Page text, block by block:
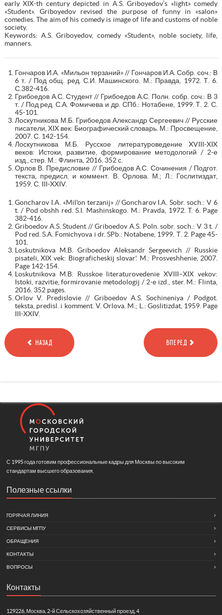
early XIX-th century depicted in A.S. Griboyedov’s «light» comedy
«Student». Griboyedov revised the purpose of funny in «salon»
comedies. The aim of his comedy is image of life and customs of noble
society.
Keywords: A.S. Griboyedov, comedy «Student», noble society, life,
manners.
Гончаров И.А. «Мильон терзаний» // Гончаров И.А. Собр. соч.: В
6 т. / Под общ. ред. С.И. Машинского. М.: Правда, 1972. Т. 6.
С.382-416.
Грибоедов А.С. Студент // Грибоедов А.С. Полн. собр. соч.: В 3
т. / Под ред. С.А. Фомичева и др. СПб.: Нотабене, 1999. Т. 2. С.
45-101.
Лоскутникова М.Б. Грибоедов Александр Сергеевич // Русские
писатели, XIX век: Биографический словарь. М.: Просвещение,
2007. С. 142-154.
Лоскутникова М.Б. Русское литературоведение XVIII-XIX
веков: Истоки, развитие, формирование методологий / 2-е
изд., стер. М.: Флинта, 2016. 352 с.
Орлов В. Предисловие // Грибоедов А.С. Сочинения / Подгот.
текста, предисл. и коммент. В. Орлова. М.; Л.: Гослитиздат,
1959. С. III-XXIV.
Goncharov I.A. «Mil'on terzanij» // Goncharov I.A. Sobr. soch.: V 6
t. / Pod obshh red. S.I. Mashinskogo. M.: Pravda, 1972. T. 6. Page
382-416.
Griboedov A.S. Student // Griboedov A.S. Poln. sobr. soch.: V 3 t. /
Pod red. S.A. Fomichyova i dr. SPb.: Notabene, 1999. Т. 2. Page 45-
101.
Loskutnikova M.B. Griboedov Aleksandr Sergeevich // Russkie
pisateli, XIX vek: Biograficheskij slovar'. M.: Prosveshhenie, 2007.
Page 142-154.
Loskutnikova M.B. Russkoe literaturovedenie XVIII–XIX vekov:
Istoki, razvitie, formirovanie metodologij / 2-e izd., ster. M.: Flinta,
2016. 352 pages.
Orlov V. Predislovie // Griboedov A.S. Sochineniya / Podgot.
teksta, predisl. i komment. V. Orlova. M.; L.: Goslitizdat, 1959. Page
III-XXIV.
НАЗАД ВПЕРЕД
С 1995 года готовим профессиональные кадры для Москвы по высоким
стандартам высшего образования.
Полезные ссылки
ГОРЯЧАЯ ЛИНИЯ
СЕРВИСЫ МГПУ
ОБРАЩЕНИЯ
КОНТАКТЫ
ВОПРОСЫ
Контакты
129226, Москва, 2-й Сельскохозяйственный проезд, 4